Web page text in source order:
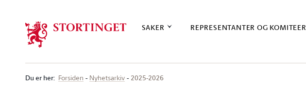
SAKER REPRESENTANTER OG KOMITEER
Du er her: Forsiden Nyhetsarkiv 2025-2026